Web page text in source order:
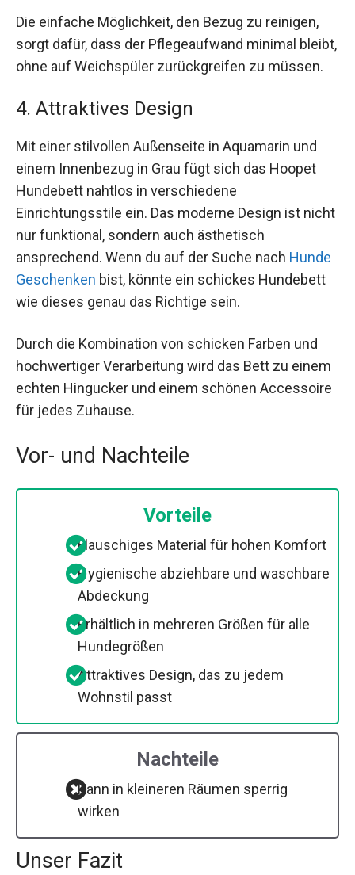
Die einfache Möglichkeit, den Bezug zu reinigen,
sorgt dafür, dass der Pflegeaufwand minimal bleibt,
ohne auf Weichspüler zurückgreifen zu müssen.
4. Attraktives Design
Mit einer stilvollen Außenseite in Aquamarin und
einem Innenbezug in Grau fügt sich das Hoopet
Hundebett nahtlos in verschiedene
Einrichtungsstile ein. Das moderne Design ist nicht
nur funktional, sondern auch ästhetisch
ansprechend. Wenn du auf der Suche nach Hunde
Geschenken bist, könnte ein schickes Hundebett
wie dieses genau das Richtige sein.
Durch die Kombination von schicken Farben und
hochwertiger Verarbeitung wird das Bett zu einem
echten Hingucker und einem schönen Accessoire
für jedes Zuhause.
Vor- und Nachteile
Vorteile
Flauschiges Material für hohen Komfort
Hygienische abziehbare und waschbare
Abdeckung
Erhältlich in mehreren Größen für alle
Hundegrößen
Attraktives Design, das zu jedem
Wohnstil passt
Nachteile
Kann in kleineren Räumen sperrig
wirken
Unser Fazit